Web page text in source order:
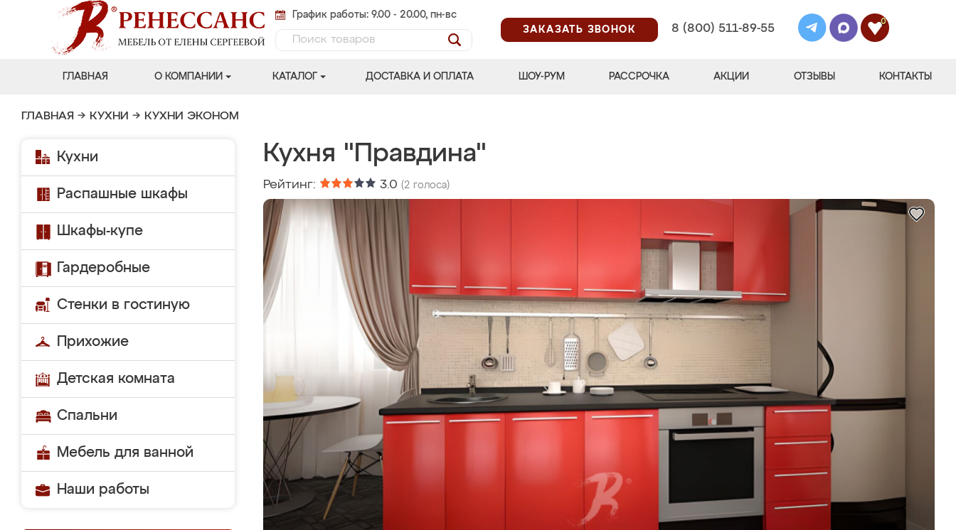
График работы: 9.00 - 20.00, пн-вс
ЗАКАЗАТЬ ЗВОНОК
8 (800) 511-89-55
0
ГЛАВНАЯ О КОМПАНИИ КАТАЛОГ ДОСТАВКА И ОПЛАТА ШОУ-РУМ РАССРОЧКА АКЦИИ ОТЗЫВЫ КОНТАКТЫ
ГЛАВНАЯ → КУХНИ → КУХНИ ЭКОНОМ
Кухни
Распашные шкафы
Шкафы-купе
Гардеробные
Стенки в гостиную
Прихожие
Детская комната
Спальни
Мебель для ванной
Наши работы
Кухня "Правдина"
Рейтинг: 3.0 (2 голоса)